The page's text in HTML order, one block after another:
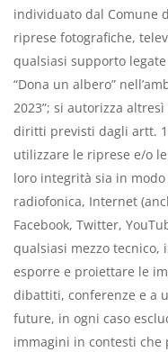
individuato dal Comune
riprese fotografiche,
qualsiasi supporto
“Dona un albero”
2023”; si autorizza
diritti previsti dagli artt.
utilizzare le riprese e/o
loro integrità sia in
radiofonica, Internet
Facebook, Twitter,
qualsiasi mezzo tecnico,
esporre e proiettare le
dibattiti, conferenze e a
future, in ogni caso
immagini in contesti